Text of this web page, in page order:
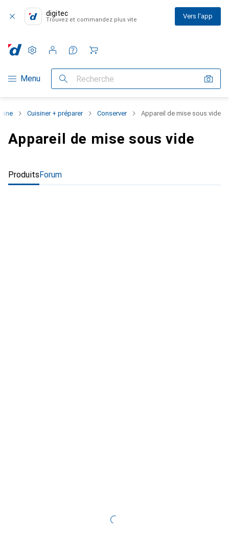
digitec
Trouvez et commandez plus vite Vers l'app
Navigation par catégorie
Menu Recherche
Paramètres
Compte client
Listes de comparaison
Listes d'envies
Panier
Cuisiner + préparer Conserver Appareil de mise sous vide
Appareil de mise sous vide
ProduitsForum